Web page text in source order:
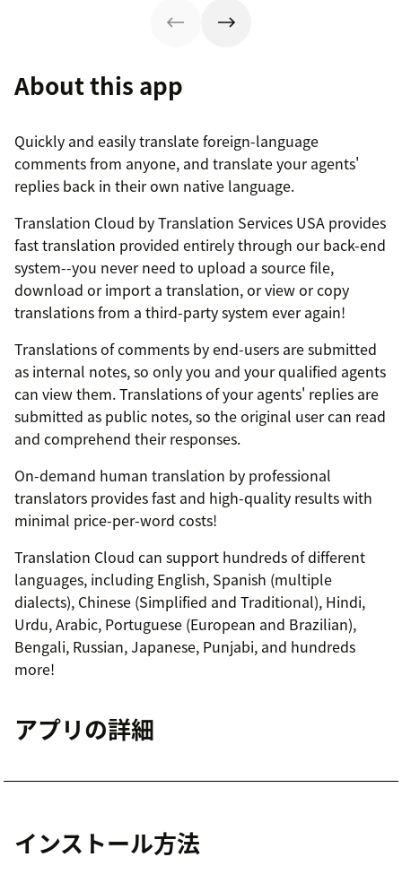
About this app
Quickly and easily translate foreign-language
comments from anyone, and translate your agents'
replies back in their own native language.
Translation Cloud by Translation Services USA provides
fast translation provided entirely through our back-end
system--you never need to upload a source file,
download or import a translation, or view or copy
translations from a third-party system ever again!
Translations of comments by end-users are submitted
as internal notes, so only you and your qualified agents
can view them. Translations of your agents' replies are
submitted as public notes, so the original user can read
and comprehend their responses.
On-demand human translation by professional
translators provides fast and high-quality results with
minimal price-per-word costs!
Translation Cloud can support hundreds of different
languages, including English, Spanish (multiple
dialects), Chinese (Simplified and Traditional), Hindi,
Urdu, Arabic, Portuguese (European and Brazilian),
Bengali, Russian, Japanese, Punjabi, and hundreds
more!
アプリの詳細
インストール方法